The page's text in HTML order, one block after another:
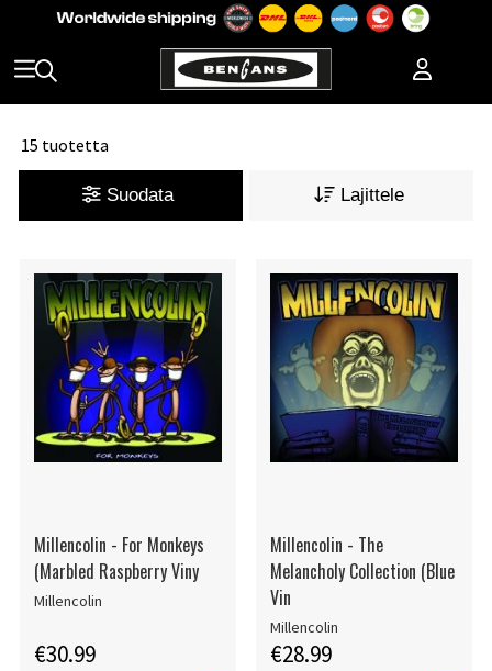
15 tuotetta
Suodata Lajittele
Millencolin - For Monkeys
(Marbled Raspberry Viny
Millencolin
€30.99
Millencolin - The
Melancholy Collection (Blue
Vin
Millencolin
€28.99